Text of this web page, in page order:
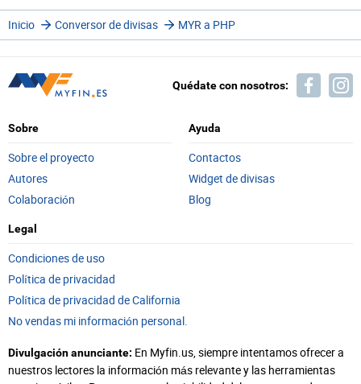
Inicio Conversor de divisas MYR a PHP
Quédate con nosotros:
Sobre
Sobre el proyecto
Autores
Colaboración
Ayuda
Contactos
Widget de divisas
Blog
Legal
Condiciones de uso
Política de privacidad
Política de privacidad de California
No vendas mi información personal.
Divulgación anunciante: En Myfin.us, siempre intentamos ofrecer a
nuestros lectores la información más relevante y las herramientas